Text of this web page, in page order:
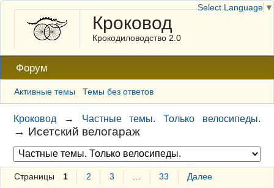
Кроковод
Крокодиловодство 2.0
Форум
Активные темы Темы без ответов
Кроковод → Частные темы. Только велосипеды.
→ Исетский велогараж
Страницы 1 2 3 33
Далее
Select Language ▼